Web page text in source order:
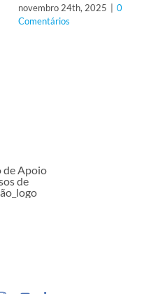
novembro 24th, 2025
0
Comentários